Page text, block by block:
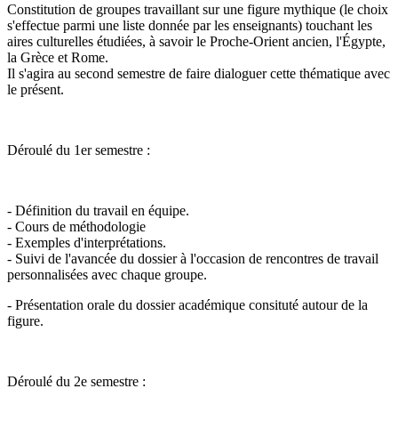
Constitution de groupes travaillant sur une figure mythique (le choix
s'effectue parmi une liste donnée par les enseignants) touchant les
aires culturelles étudiées, à savoir le Proche-Orient ancien, l'Égypte,
la Grèce et Rome.
Il s'agira au second semestre de faire dialoguer cette thématique avec
le présent.
Déroulé du 1er semestre :
- Définition du travail en équipe.
- Cours de méthodologie
- Exemples d'interprétations.
- Suivi de l'avancée du dossier à l'occasion de rencontres de travail
personnalisées avec chaque groupe.
- Présentation orale du dossier académique consituté autour de la
figure.
Déroulé du 2e semestre :